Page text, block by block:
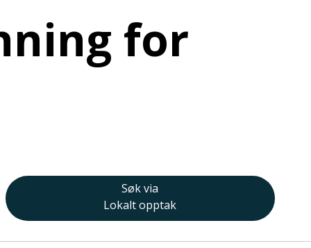
for
Søk via
Lokalt opptak